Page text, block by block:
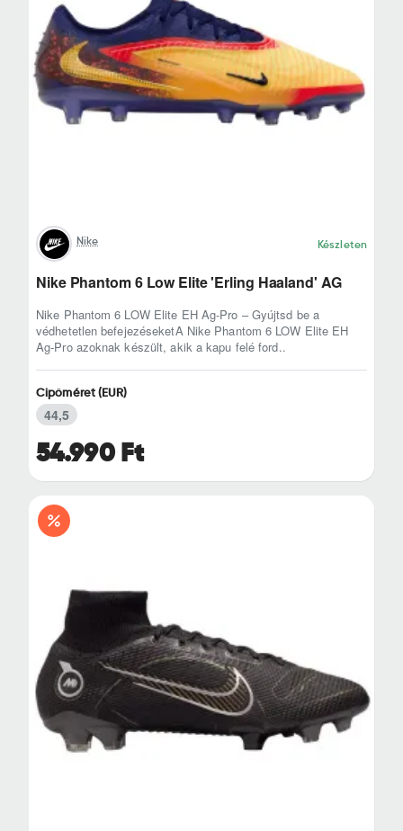
Nike Készleten
Nike Phantom 6 Low Elite 'Erling Haaland' AG
Nike Phantom 6 LOW Elite EH Ag-Pro – Gyújtsd be a
védhetetlen befejezéseketA Nike Phantom 6 LOW Elite EH
Ag-Pro azoknak készült, akik a kapu felé ford..
54.990 Ft
Cipőméret (EUR)
44,5